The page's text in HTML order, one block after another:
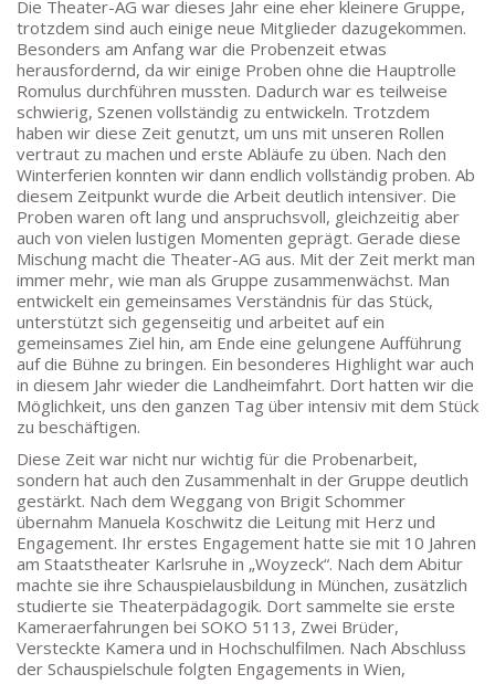
Die Theater-AG war dieses Jahr eine eher kleinere Gruppe,
trotzdem sind auch einige neue Mitglieder dazugekommen.
Besonders am Anfang war die Probenzeit etwas
herausfordernd, da wir einige Proben ohne die Hauptrolle
Romulus durchführen mussten. Dadurch war es teilweise
schwierig, Szenen vollständig zu entwickeln. Trotzdem
haben wir diese Zeit genutzt, um uns mit unseren Rollen
vertraut zu machen und erste Abläufe zu üben. Nach den
Winterferien konnten wir dann endlich vollständig proben. Ab
diesem Zeitpunkt wurde die Arbeit deutlich intensiver. Die
Proben waren oft lang und anspruchsvoll, gleichzeitig aber
auch von vielen lustigen Momenten geprägt. Gerade diese
Mischung macht die Theater-AG aus. Mit der Zeit merkt man
immer mehr, wie man als Gruppe zusammenwächst. Man
entwickelt ein gemeinsames Verständnis für das Stück,
unterstützt sich gegenseitig und arbeitet auf ein
gemeinsames Ziel hin, am Ende eine gelungene Aufführung
auf die Bühne zu bringen. Ein besonderes Highlight war auch
in diesem Jahr wieder die Landheimfahrt. Dort hatten wir die
Möglichkeit, uns den ganzen Tag über intensiv mit dem Stück
zu beschäftigen.
Diese Zeit war nicht nur wichtig für die Probenarbeit,
sondern hat auch den Zusammenhalt in der Gruppe deutlich
gestärkt. Nach dem Weggang von Brigit Schommer
übernahm Manuela Koschwitz die Leitung mit Herz und
Engagement. Ihr erstes Engagement hatte sie mit 10 Jahren
am Staatstheater Karlsruhe in „Woyzeck“. Nach dem Abitur
machte sie ihre Schauspielausbildung in München, zusätzlich
studierte sie Theaterpädagogik. Dort sammelte sie erste
Kameraerfahrungen bei SOKO 5113, Zwei Brüder,
Versteckte Kamera und in Hochschulfilmen. Nach Abschluss
der Schauspielschule folgten Engagements in Wien,
SEKRETARIAT
Silke Neugebauer, Jonas Lehmann
Mo bis Fr 8:00 – 14:00 Uhr
TEL:069-212 – 369 44
TEL: 069-212 – 335 25
MAIL:
poststelle.goethe-gymnasium@stadt-frankfurt.de
DEPENDANCE
Beethovenstraße 8-10
60325 Frankfurt am Main
SEKRETARIAT AUßENSTELLE
Melanie Jakob, Angela Thönissen
Mo – DO: 8:30 – 13:30 Uhr
TEL: 069-212-36869
SCHULLEITUNG
Schulleiterin:Dr. Ute Utech (OStD’n)
stellv. Schulleitung: nn
Studienleiter:Marco Penirschke (StD)
Erweiterte Schulleitung:Hans-Dieter Bunger (StD),